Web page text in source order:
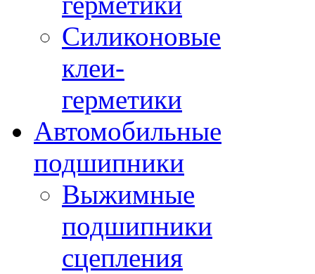
Силиконовые
клеи-
герметики
Автомобильные
подшипники
Выжимные
подшипники
сцепления